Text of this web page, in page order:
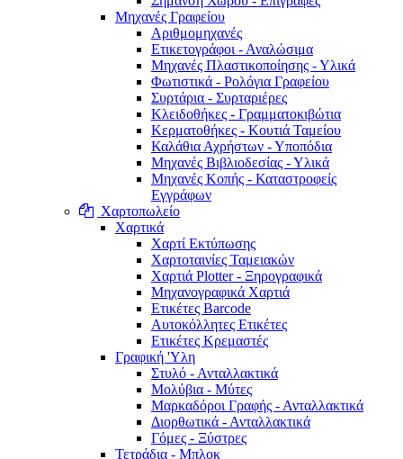
Μηχανές Γραφείου
Αριθμομηχανές
Ετικετογράφοι - Αναλώσιμα
Μηχανές Πλαστικοποίησης - Υλικά
Φωτιστικά - Ρολόγια Γραφείου
Συρτάρια - Συρταριέρες
Κλειδοθήκες - Γραμματοκιβώτια
Κερματοθήκες - Κουτιά Ταμείου
Καλάθια Αχρήστων - Υποπόδια
Μηχανές Βιβλιοδεσίας - Υλικά
Μηχανές Κοπής - Καταστροφείς
Εγγράφων
Χαρτοπωλείο
Χαρτικά
Χαρτί Εκτύπωσης
Χαρτοταινίες Ταμειακών
Χαρτιά Plotter - Ξηρογραφικά
Μηχανογραφικά Χαρτιά
Ετικέτες Barcode
Αυτοκόλλητες Ετικέτες
Ετικέτες Κρεμαστές
Γραφική 'Yλη
Στυλό - Ανταλλακτικά
Μολύβια - Μύτες
Μαρκαδόροι Γραφής - Ανταλλακτικά
Διορθωτικά - Ανταλλακτικά
Γόμες - Ξύστρες
Τετράδια - Μπλοκ